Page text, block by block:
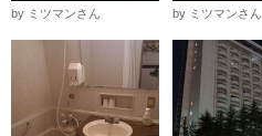
by ミツマンさん
by ミツマンさん